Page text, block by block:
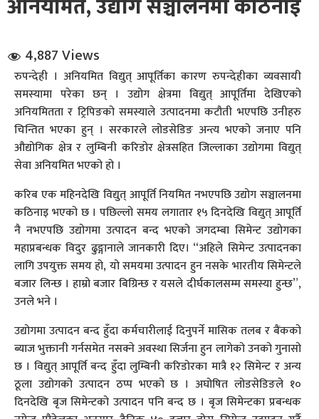
संवाद
अनियमित, उद्योग सञ्चालनमा कठिनाइ
4,887 Views
रुपन्देही । अनियमित विद्युत् आपूर्तिका कारण रुपन्देहीका व्यवसायी
समस्यामा परेका छन् । उद्योग क्षेत्रमा विद्युत् आपूर्तिमा देखिएको
अनियमितता र ट्रिपिङको समस्याले उत्पादनमा कटौती भएपछि उनीहरु
चिन्तित भएका हुन् । सरकारले लोडसेडिङ अन्त्य भएको जनाए पनि
औद्योगिक क्षेत्र र लुम्बिनी करिडोर क्षेत्रसहित जिल्लाका उद्योगमा विद्युत्
सेवा अनियमित भएको हो ।
करिब एक महिनदेखि विद्युत् आपूर्ति नियमित नभएपछि उद्योग सञ्चालनमा
कठिनाइ भएको छ । पछिल्लो समय लगातार १५ दिनदेखि विद्युत् आपूर्ति
नै नभएपछि उद्योगमा उत्पादन बन्द भएको जगदम्बा सिमेन्ट उद्योगका
महाप्रबन्धक विदुर ढुङ्गानाले जानकारी दिए। “अहिले सिमेन्ट उत्पादनका
लागि उपयुक्त समय हो, यो समयमा उत्पादन हुन नसके भारतीय सिमेन्टले
बजार लिन्छ । हाम्रो बजार बिग्रिन्छ र यसले दीर्घकालसम्म समस्या हुन्छ”,
उनले भने ।
उद्योगमा उत्पादन बन्द हुँदा कर्मचारीलाई दिनुपर्ने मासिक तलब र बैंकको
ब्याज भुक्तानी गर्नसमेत नसक्ने अवस्था सिर्जना हुन लागेको उनको गुनासो
छ । विद्युत् आपूर्ति बन्द हुँदा लुम्बिनी करिडोरका मात्रै १२ सिमेन्ट र अन्य
ठूला उद्योगको उत्पादन ठप्प भएको छ । अघोषित लोडसेडिङले १०
दिनदेखि बृज सिमेन्टको उत्पादन पनि बन्द छ । बृज सिमेन्टका प्रबन्धक